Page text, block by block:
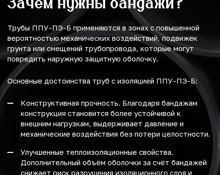
Трубы ППУ-ПЭ-Б применяются в зонах с повышенной
вероятностью механических воздействий, подвижек
грунта или смещений трубопровода, которые могут
повредить наружную защитную оболочку.
Основные достоинства труб с изоляцией ППУ-ПЭ-Б:
Конструктивная прочность. Благодаря бандажам
конструкция становится более устойчивой к
внешним нагрузкам, выдерживает давление и
механические воздействия без потери целостности.
Улучшенные теплоизоляционные свойства.
Дополнительный объём оболочки за счёт бандажей
снижает риск разрушения изоляционного слоя и